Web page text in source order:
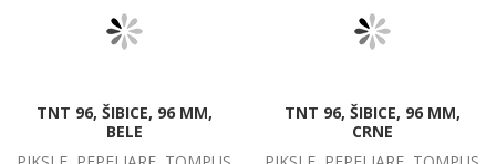
TNT 96, ŠIBICE, 96 MM,
BELE
TNT 96, ŠIBICE, 96 MM,
CRNE